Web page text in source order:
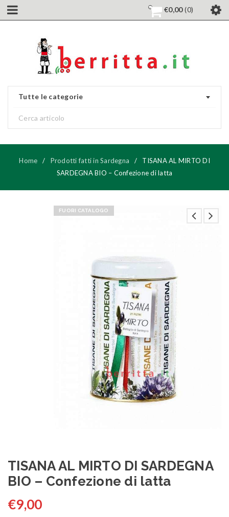
€0,00 0
Tutte le categorie
Home / Prodotti fatti in Sardegna /
TISANA AL MIRTO DI
SARDEGNA BIO – Confezione di latta
FUORI CATALOGO
TISANA AL MIRTO DI SARDEGNA
BIO – Confezione di latta
€9,00